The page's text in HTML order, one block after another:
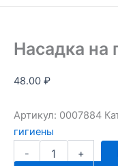
Насадка на
48.00 ₽
Артикул: 0007884
гигиены
-
Количество
товара
+